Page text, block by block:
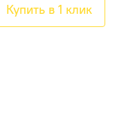
Купить в 1 клик